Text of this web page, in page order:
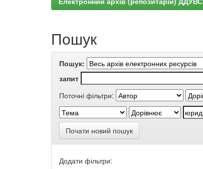
Пошук
Пошук:
запит
Поточні фільтри:
Почати новий пошук
Додати фільтри: